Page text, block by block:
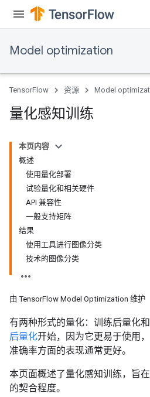
Model optimization
TensorFlow 资源 Model
量化感知训练
本页内容
概述
使用量化部署
试验量化和相关硬件
API 兼容性
一般支持矩阵
结果
使用工具进行图像分类
技术的图像分类
由 TensorFlow Model Optimization 维护
有两种形式的量化：训练后量化
后量化开始，因为它更易于使用
准确率方面的表现通常更好。
本页面概述了量化感知训练，旨
的契合程度。